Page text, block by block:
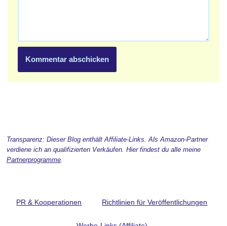
Transparenz: Dieser Blog enthält Affiliate-Links. Als Amazon-Partner
verdiene ich an qualifizierten Verkäufen. Hier findest du alle meine
Partnerprogramme.
PR & Kooperationen Richtlinien für Veröffentlichungen